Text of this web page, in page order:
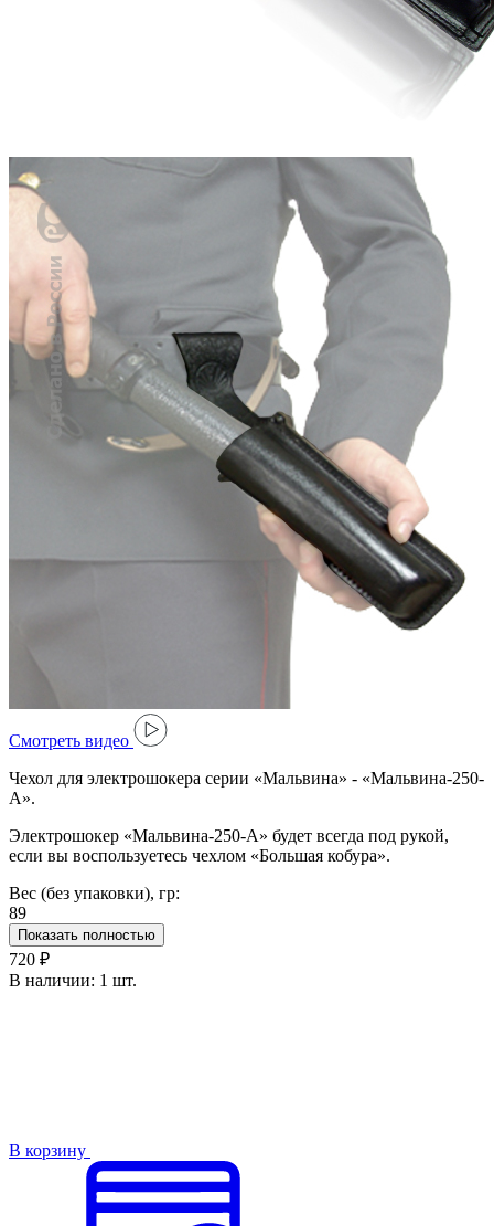
Cмотреть видео
Чехол для электрошокера серии «Мальвина» - «Мальвина-250-
А».
Электрошокер «Мальвина-250-А» будет всегда под рукой,
если вы воспользуетесь чехлом «Большая кобура».
Вес (без упаковки), гр:
89
Показать полностью
720 ₽
В наличии: 1 шт.
В корзину